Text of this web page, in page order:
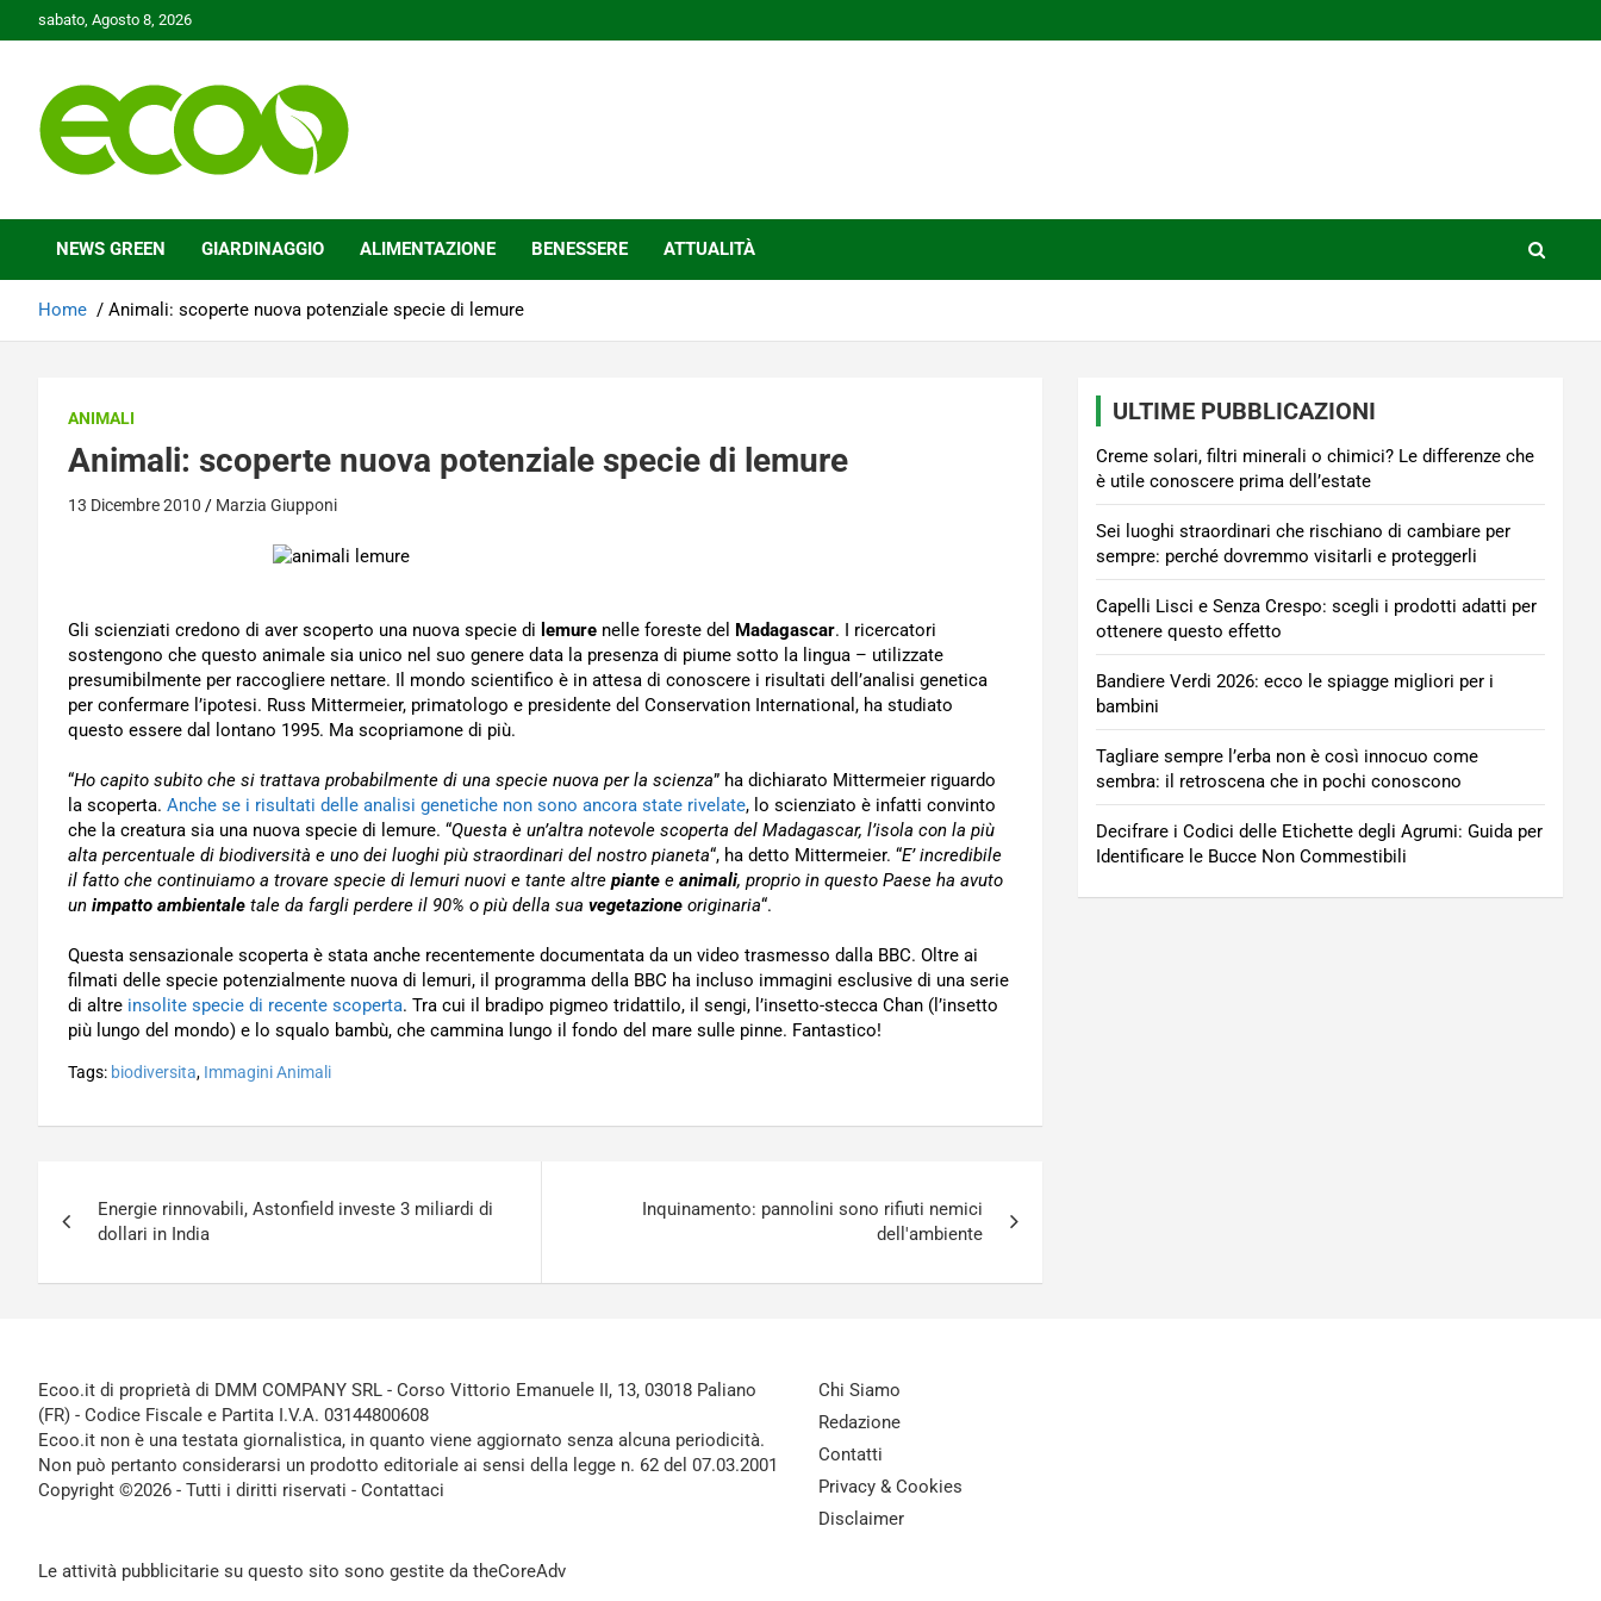
to
sabato, Agosto 8, 2026
Ecoo.it
NEWS GREEN GIARDINAGGIO ALIMENTAZIONE BENESSERE ATTUALITÀ
Home Animali: scoperte nuova potenziale specie di lemure
ANIMALI
Animali: scoperte nuova potenziale specie di lemure
13 Dicembre 2010 Marzia Giupponi
Gli scienziati credono di aver scoperto una nuova specie di lemure nelle foreste del Madagascar. I ricercatori
sostengono che questo animale sia unico nel suo genere data la presenza di piume sotto la lingua – utilizzate
presumibilmente per raccogliere nettare. Il mondo scientifico è in attesa di conoscere i risultati dell’analisi genetica
per confermare l’ipotesi. Russ Mittermeier, primatologo e presidente del Conservation International, ha studiato
questo essere dal lontano 1995. Ma scopriamone di più.
“Ho capito subito che si trattava probabilmente di una specie nuova per la scienza” ha dichiarato Mittermeier riguardo
la scoperta. Anche se i risultati delle analisi genetiche non sono ancora state rivelate, lo scienziato è infatti convinto
che la creatura sia una nuova specie di lemure. “Questa è un’altra notevole scoperta del Madagascar, l’isola con la più
alta percentuale di biodiversità e uno dei luoghi più straordinari del nostro pianeta“, ha detto Mittermeier. “E’ incredibile
il fatto che continuiamo a trovare specie di lemuri nuovi e tante altre piante e animali, proprio in questo Paese ha avuto
un impatto ambientale tale da fargli perdere il 90% o più della sua vegetazione originaria“.
Questa sensazionale scoperta è stata anche recentemente documentata da un video trasmesso dalla BBC. Oltre ai
filmati delle specie potenzialmente nuova di lemuri, il programma della BBC ha incluso immagini esclusive di una serie
di altre insolite specie di recente scoperta. Tra cui il bradipo pigmeo tridattilo, il sengi, l’insetto-stecca Chan (l’insetto
più lungo del mondo) e lo squalo bambù, che cammina lungo il fondo del mare sulle pinne. Fantastico!
Tags: biodiversita, Immagini Animali
articoli
Energie rinnovabili, Astonfield investe 3 miliardi di
dollari in India
Inquinamento: pannolini sono rifiuti nemici
dell'ambiente
ULTIME PUBBLICAZIONI
Creme solari, filtri minerali o chimici? Le differenze che
è utile conoscere prima dell’estate
Sei luoghi straordinari che rischiano di cambiare per
sempre: perché dovremmo visitarli e proteggerli
Capelli Lisci e Senza Crespo: scegli i prodotti adatti per
ottenere questo effetto
Bandiere Verdi 2026: ecco le spiagge migliori per i
bambini
Tagliare sempre l’erba non è così innocuo come
sembra: il retroscena che in pochi conoscono
Decifrare i Codici delle Etichette degli Agrumi: Guida per
Identificare le Bucce Non Commestibili
Ecoo.it di proprietà di DMM COMPANY SRL - Corso Vittorio Emanuele II, 13, 03018 Paliano
(FR) - Codice Fiscale e Partita I.V.A. 03144800608
Ecoo.it non è una testata giornalistica, in quanto viene aggiornato senza alcuna periodicità.
Non può pertanto considerarsi un prodotto editoriale ai sensi della legge n. 62 del 07.03.2001
Copyright ©2026 - Tutti i diritti riservati - Contattaci
Le attività pubblicitarie su questo sito sono gestite da theCoreAdv
Chi Siamo
Redazione
Contatti
Privacy & Cookies
Disclaimer